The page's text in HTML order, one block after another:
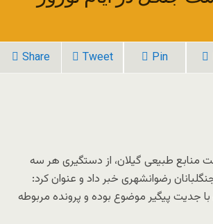
Share Tweet Pin
منابع طبیعی گیلان، از دستگیری هر سه
رضوانشهری خبر داد و عنوان کرد:
جدیت پیگیر موضوع بوده و پرونده مربوطه